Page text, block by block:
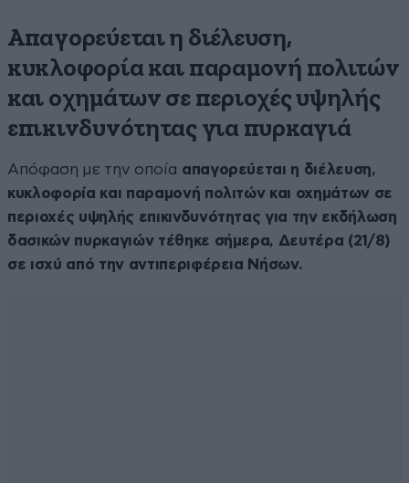
Aπαγορεύεται η διέλευση,
κυκλοφορία και παραμονή πολιτών
και οχημάτων σε περιοχές υψηλής
επικινδυνότητας για πυρκαγιά
Απόφαση με την οποία απαγορεύεται η διέλευση,
κυκλοφορία και παραμονή πολιτών και οχημάτων σε
περιοχές υψηλής επικινδυνότητας για την εκδήλωση
δασικών πυρκαγιών τέθηκε σήμερα, Δευτέρα (21/8)
σε ισχύ από την αντιπεριφέρεια Νήσων.